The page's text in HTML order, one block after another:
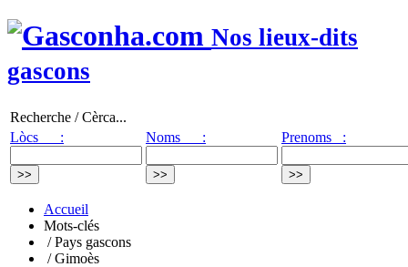
Nos lieux-dits
gascons
Recherche / Cèrca...
Lòcs :
Noms : Prenoms :
Accueil
Mots-clés
/ Pays gascons
/ Gimoès